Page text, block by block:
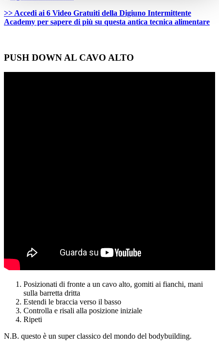
>> Accedi ai 6 Video Gratuiti della Digiuno Intermittente
Academy per sapere di più su questa antica tecnica alimentare
PUSH DOWN AL CAVO ALTO
Posizionati di fronte a un cavo alto, gomiti ai fianchi, mani
sulla barretta dritta
Estendi le braccia verso il basso
Controlla e risali alla posizione iniziale
Ripeti
N.B. questo è un super classico del mondo del bodybuilding.